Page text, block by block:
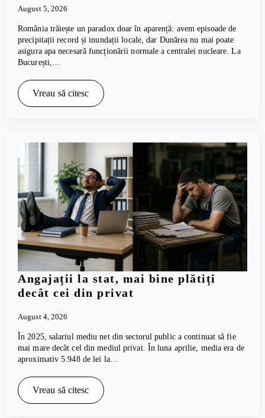
August 5, 2026
România trăiește un paradox doar în aparență: avem episoade de
precipitații record și inundații locale, dar Dunărea nu mai poate
asigura apa necesară funcționării normale a centralei nucleare. La
București,…
Vreau să citesc
Angajații la stat, mai bine plătiți
decât cei din privat
August 4, 2026
În 2025, salariul mediu net din sectorul public a continuat să fie
mai mare decât cel din mediul privat. În luna aprilie, media era de
aproximativ 5.948 de lei la…
Vreau să citesc